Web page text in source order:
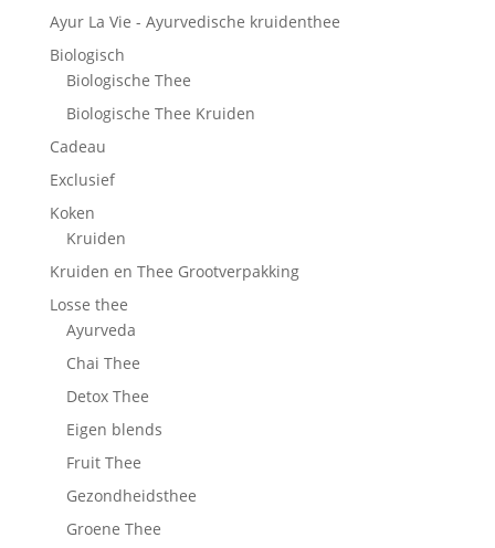
Ayur La Vie - Ayurvedische kruidenthee
Biologisch
Biologische Thee
Biologische Thee Kruiden
Cadeau
Exclusief
Koken
Kruiden
Kruiden en Thee Grootverpakking
Losse thee
Ayurveda
Chai Thee
Detox Thee
Eigen blends
Fruit Thee
Gezondheidsthee
Groene Thee